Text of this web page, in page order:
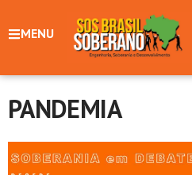
MENU
PANDEMIA